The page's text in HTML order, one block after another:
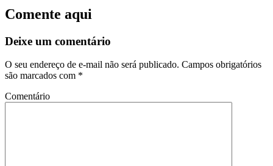
Comente aqui
Deixe um comentário
O seu endereço de e-mail não será publicado. Campos obrigatórios
são marcados com *
Comentário